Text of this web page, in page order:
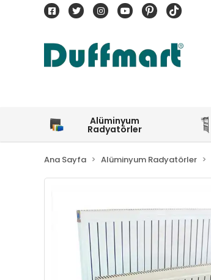
Alüminyum
Radyatörler
Ana Sayfa Alüminyum Radyatörler